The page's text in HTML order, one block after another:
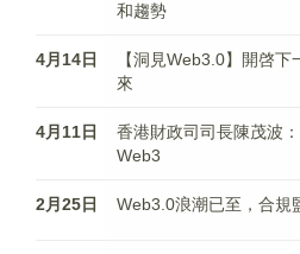
和趨勢
4月14日
【洞見Web3.0】開啓
來
4月11日
香港財政司司長陳茂波
Web3
2月25日 Web3.0浪潮已至，合規